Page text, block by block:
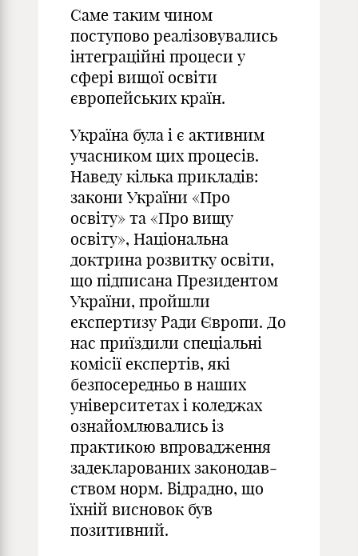
Саме таким чином
поступово реалізовувались
інтеграційні процеси у
сфері вищої освіти
європейських країн.
Україна була і є активним
учасником цих процесів.
Наведу кілька прикладів:
закони України «Про
освіту» та «Про вищу
освіту», Національна
доктрина розвитку освіти,
що підписана Президентом
України, пройшли
експертизу Ради Європи. До
нас приїздили спеціальні
комісії експертів, які
безпосередньо в наших
університетах і коледжах
ознайомлювались із
практикою впровадження
задекларованих законодав­
ством норм. Відрадно, що
їхній висновок був
позитивний.